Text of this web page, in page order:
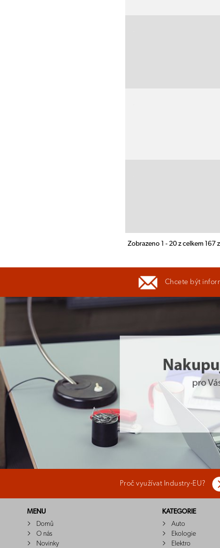
Zobrazeno 1 - 20 z celkem 167
Chcete být
Proč využívat Industry-EU?
MENU
Domů
O nás
Novinky
KATEGORIE
Auto
Ekologie
Elektro